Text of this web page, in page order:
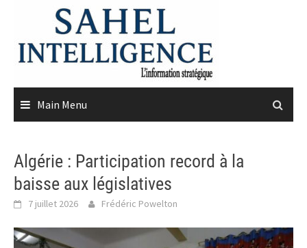
content
Main Menu
Algérie : Participation record à la
baisse aux législatives
7 juillet 2026 Frédéric Powelton